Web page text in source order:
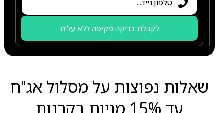
לקבלת בדיקה מקיפה ללא עלות
שאלות נפוצות על מסלול אג"ח
עד 15% מניות בקרנות